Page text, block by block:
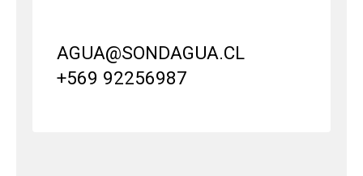
AGUA@SONDAGUA.CL
+569 92256987